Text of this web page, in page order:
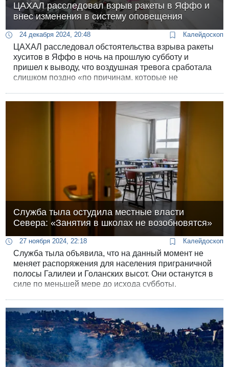
ЦАХАЛ расследовал взрыв ракеты в Яффо и
внес изменения в систему оповещения
24 декабря 2024, 20:48 Калейдоскоп
ЦАХАЛ расследовал обстоятельства взрыва ракеты
хуситов в Яффо в ночь на прошлую субботу и
пришел к выводу, что воздушная тревога сработала
слишком поздно «по причинам, которые не
Служба тыла остудила местные власти
Севера: «Занятия в школах не возобновятся»
27 ноября 2024, 22:18 Калейдоскоп
Служба тыла объявила, что на данный момент не
меняет распоряжения для населения приграничной
полосы Галилеи и Голанских высот. Они останутся в
силе по меньшей мере до исхода субботы.